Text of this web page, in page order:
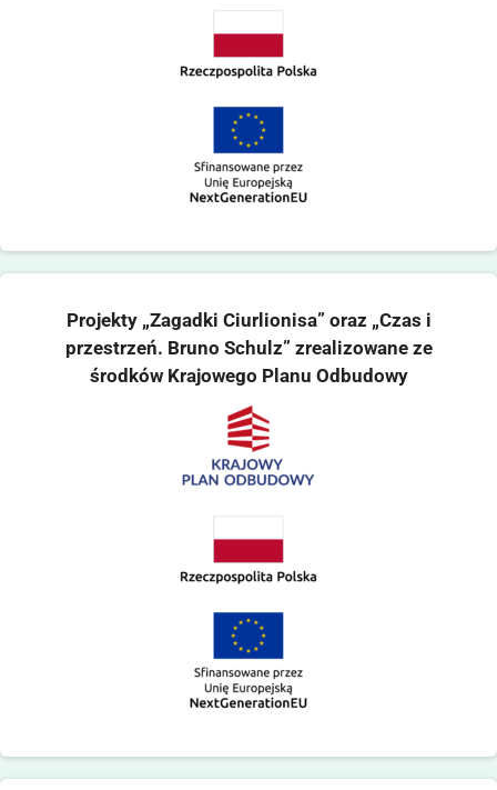
Projekty „Zagadki Ciurlionisa” oraz „Czas i
przestrzeń. Bruno Schulz” zrealizowane ze
środków Krajowego Planu Odbudowy